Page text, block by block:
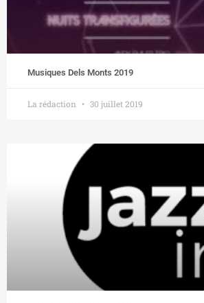
Musiques Dels Monts 2019
La rédaction 30 juillet 2019